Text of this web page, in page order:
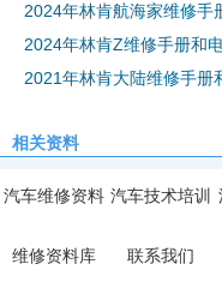
2024年林肯航海家维修手
2024年林肯Z维修手册和
2021年林肯大陆维修手册
相关资料
汽车维修资料 汽车技术培训
维修资料库
联系我们